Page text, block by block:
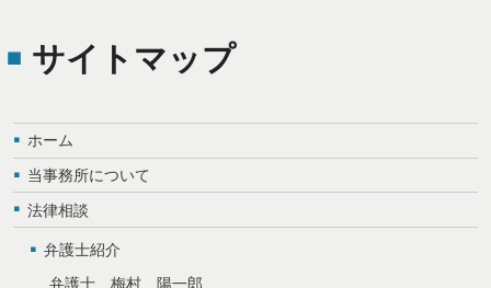
法律相談
弁護士紹介
顧問弁護士のご案内
解決事例
サイトマップ
ホーム
当事務所について
法律相談
弁護士紹介
弁護士 梅村 陽一郎